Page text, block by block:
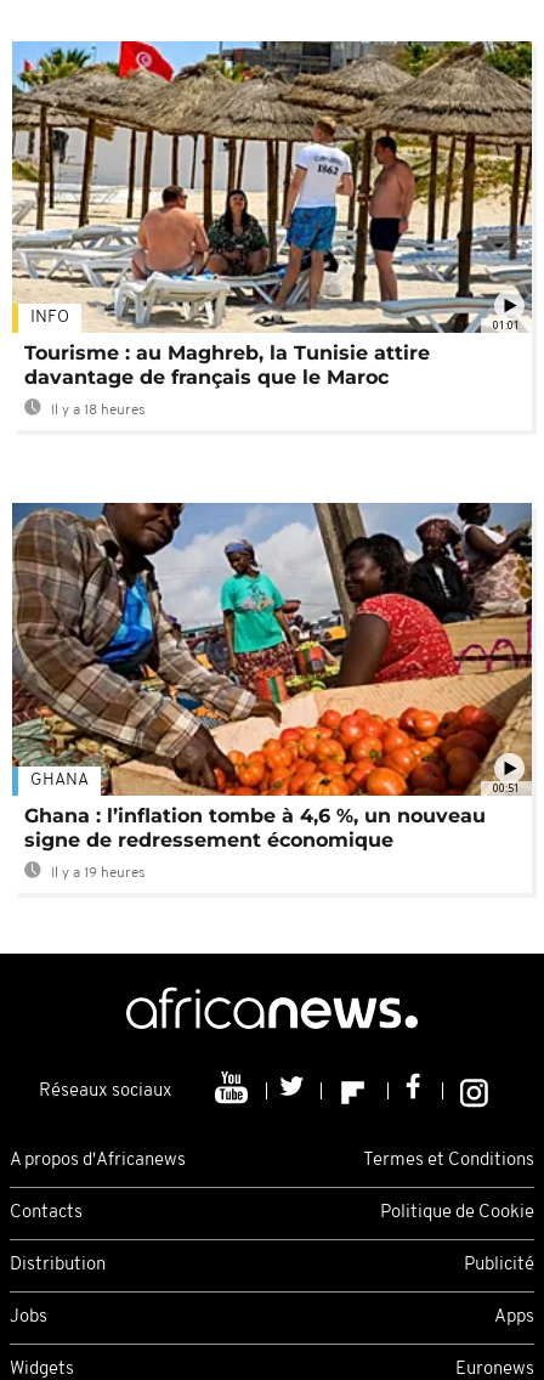
01:01
INFO
Tourisme : au Maghreb, la Tunisie attire
davantage de français que le Maroc
Il y a 18 heures
00:51
GHANA
Ghana : l’inflation tombe à 4,6 %, un nouveau
signe de redressement économique
Il y a 19 heures
Réseaux sociaux
A propos d'Africanews Termes et Conditions
Contacts Politique de Cookie
Distribution Publicité
Jobs Apps
Widgets Euronews